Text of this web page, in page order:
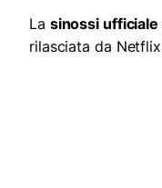
La sinossi ufficiale
rilasciata da